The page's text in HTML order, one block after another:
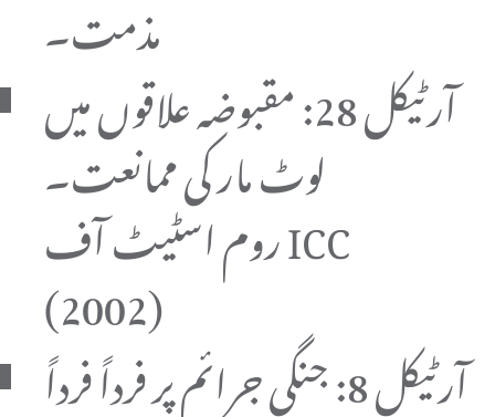
مذمت۔
آرٹیکل 28: مقبوضہ علاقوں میں
لوٹ مار کی ممانعت۔
روم اسٹیٹ آف ICC
(2002)
آرٹیکل 8: جنگی جرائم پر فرداً فرداً